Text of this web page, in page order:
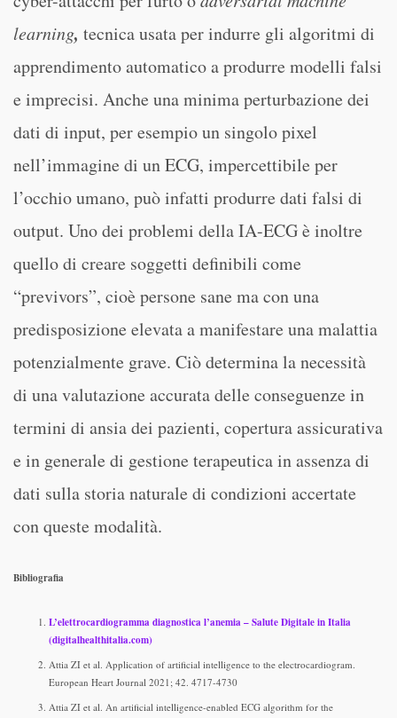
learning, tecnica usata per indurre gli algoritmi di
apprendimento automatico a produrre modelli falsi
e imprecisi. Anche una minima perturbazione dei
dati di input, per esempio un singolo pixel
nell’immagine di un ECG, impercettibile per
l’occhio umano, può infatti produrre dati falsi di
output. Uno dei problemi della IA-ECG è inoltre
quello di creare soggetti definibili come
“previvors”, cioè persone sane ma con una
predisposizione elevata a manifestare una malattia
potenzialmente grave. Ciò determina la necessità
di una valutazione accurata delle conseguenze in
termini di ansia dei pazienti, copertura assicurativa
e in generale di gestione terapeutica in assenza di
dati sulla storia naturale di condizioni accertate
con queste modalità.
Bibliografia
L’elettrocardiogramma diagnostica l’anemia – Salute Digitale in Italia
(digitalhealthitalia.com)
Attia ZI et al. Application of artificial intelligence to the electrocardiogram.
European Heart Journal 2021; 42. 4717-4730
Attia ZI et al. An artificial intelligence-enabled ECG algorithm for the